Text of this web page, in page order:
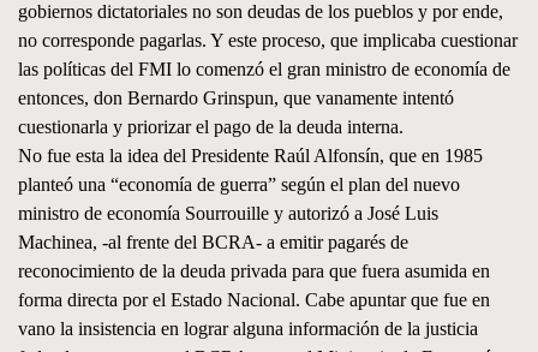
gobiernos dictatoriales no son deudas de los pueblos y por ende,
no corresponde pagarlas. Y este proceso, que implicaba cuestionar
las políticas del FMI lo comenzó el gran ministro de economía de
entonces, don Bernardo Grinspun, que vanamente intentó
cuestionarla y priorizar el pago de la deuda interna.
No fue esta la idea del Presidente Raúl Alfonsín, que en 1985
planteó una “economía de guerra” según el plan del nuevo
ministro de economía Sourrouille y autorizó a José Luis
Machinea, -al frente del BCRA- a emitir pagarés de
reconocimiento de la deuda privada para que fuera asumida en
forma directa por el Estado Nacional. Cabe apuntar que fue en
vano la insistencia en lograr alguna información de la justicia